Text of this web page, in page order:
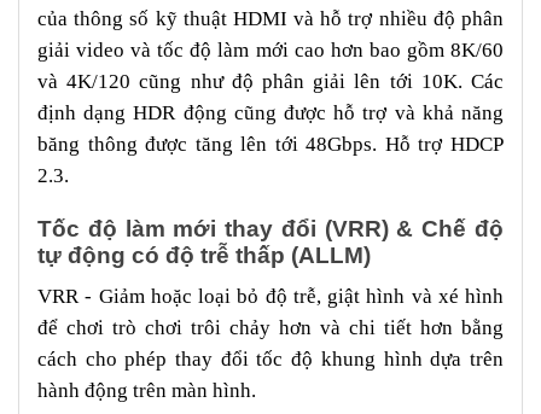
của thông số kỹ thuật HDMI và hỗ trợ nhiều độ phân
giải video và tốc độ làm mới cao hơn bao gồm 8K/60
và 4K/120 cũng như độ phân giải lên tới 10K. Các
định dạng HDR động cũng được hỗ trợ và khả năng
băng thông được tăng lên tới 48Gbps. Hỗ trợ HDCP
2.3.
Tốc độ làm mới thay đổi (VRR) & Chế độ
tự động có độ trễ thấp (ALLM)
VRR - Giảm hoặc loại bỏ độ trễ, giật hình và xé hình
để chơi trò chơi trôi chảy hơn và chi tiết hơn bằng
cách cho phép thay đổi tốc độ khung hình dựa trên
hành động trên màn hình.